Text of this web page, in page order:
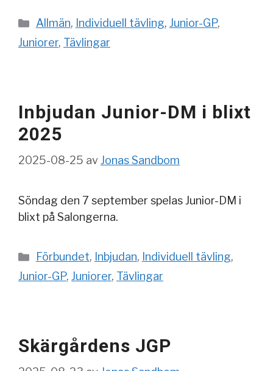
Kategorier
Allmän, Individuell tävling, Junior-GP,
Juniorer, Tävlingar
Inbjudan Junior-DM i blixt
2025
2025-08-25 avJonas Sandbom
Söndag den 7 september spelas Junior-DM i
blixt på Salongerna.
Kategorier
Förbundet, Inbjudan, Individuell tävling,
Junior-GP, Juniorer, Tävlingar
Skärgårdens JGP